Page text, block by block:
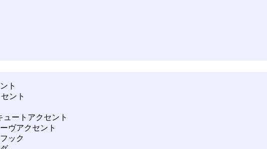
ト
ント
ュートアクセント
ヴアクセント
ック